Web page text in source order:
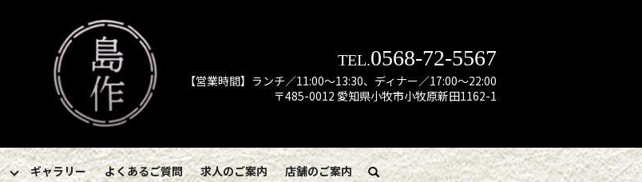
TEL.0568-72-5567
【営業時間】ランチ／11:00～13:30、ディナー／17:00～22:00
〒485-0012 愛知県小牧市小牧原新田1162-1
ギャラリー よくあるご質問 求人のご案内 店舗のご案内 search